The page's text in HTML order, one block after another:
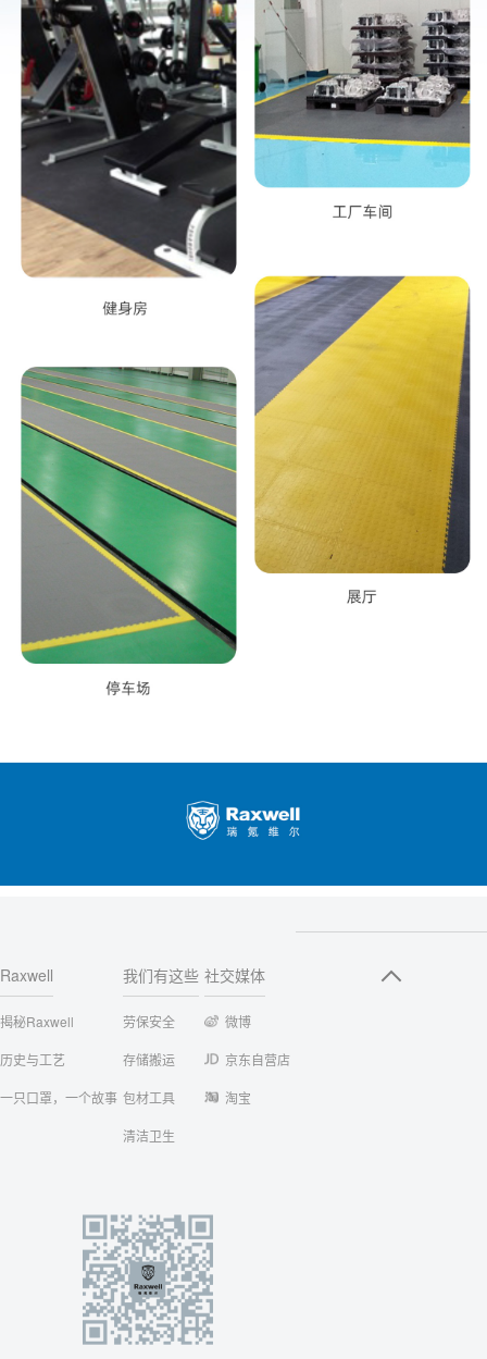
Raxwell
揭秘Raxwell
历史与工艺
一只口罩，一个故事
我们有这些
劳保安全
存储搬运
包材工具
清洁卫生
社交媒体
微博
京东自营店
淘宝